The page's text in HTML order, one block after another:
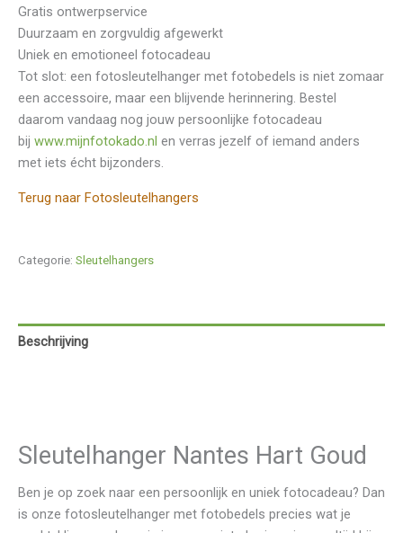
Gratis ontwerpservice
Duurzaam en zorgvuldig afgewerkt
Uniek en emotioneel fotocadeau
Tot slot: een fotosleutelhanger met fotobedels is niet zomaar
een accessoire, maar een blijvende herinnering. Bestel
daarom vandaag nog jouw persoonlijke fotocadeau
bij www.mijnfotokado.nl en verras jezelf of iemand anders
met iets écht bijzonders.
Terug naar Fotosleutelhangers
Categorie: Sleutelhangers
Beschrijving
Sleutelhanger Nantes Hart Goud
Ben je op zoek naar een persoonlijk en uniek fotocadeau? Dan
is onze fotosleutelhanger met fotobedels precies wat je